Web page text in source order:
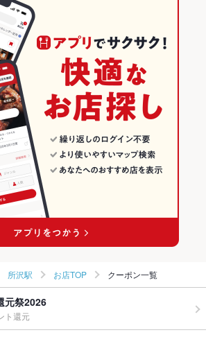
炭火焼
グ
グ
所沢駅 お店TOP クーポン一覧
元祭2026
ト還元